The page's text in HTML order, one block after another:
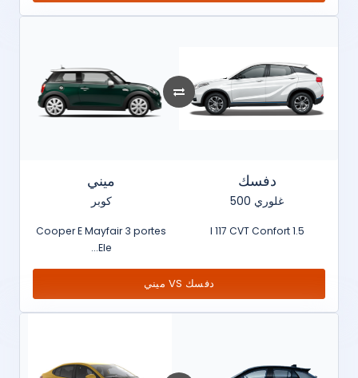
دفسك
غلوري 500
1.5 l 117 CVT Confort
ميني
كوبر
Cooper E Mayfair 3 portes
Ele...
دفسك VS ميني